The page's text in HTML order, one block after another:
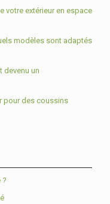
votre extérieur en espace
modèles sont adaptés
devenu un
pour des coussins
?